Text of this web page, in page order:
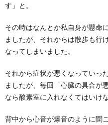
す」と。
その時はなんとか私自身が懸命
ましたが、それからは散歩も行
なってしまいました。
それから症状が悪くなっていっ
ましたが、毎回「心臓の具合が
なら酸素室に入れなくてはいけ
背中から心音が爆音のように聞